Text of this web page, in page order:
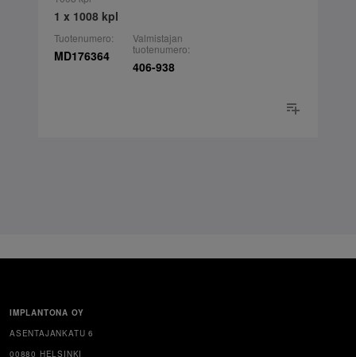
1 x 1008 kpl
Tuotenumero:
MD176364
Valmistajan
tuotenumero:
406-938
IMPLANTONA OY
ASENTAJANKATU 6
00880 HELSINKI